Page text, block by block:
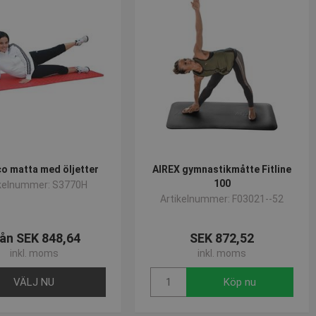
matta med öljetter
S3770H
SEK 848,64
inkl. moms
VÄLJ NU
AIREX gymnastikmåtte Fitline
100
Artikelnummer: F03021--52
SEK 872,52
inkl. moms
Köp nu
som
och används för att
ett unikt värde för
såsom